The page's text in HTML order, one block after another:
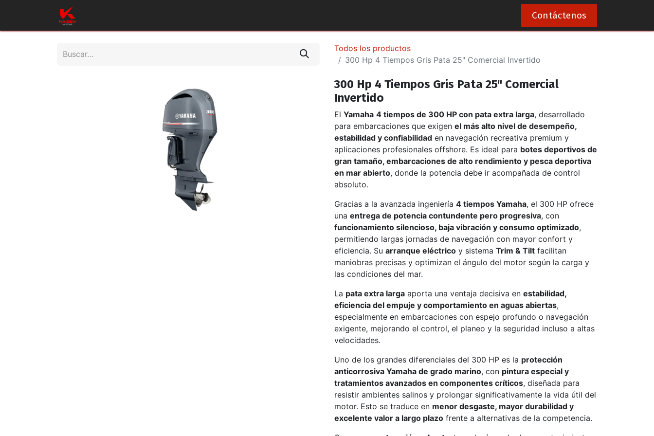
Contáctenos
Todos los productos
300 Hp 4 Tiempos Gris Pata 25" Comercial Invertido
300 Hp 4 Tiempos Gris Pata 25" Comercial
Invertido
El Yamaha 4 tiempos de 300 HP con pata extra larga, desarrollado
para embarcaciones que exigen el más alto nivel de desempeño,
estabilidad y confiabilidad en navegación recreativa premium y
aplicaciones profesionales offshore. Es ideal para botes deportivos de
gran tamaño, embarcaciones de alto rendimiento y pesca deportiva
en mar abierto, donde la potencia debe ir acompañada de control
absoluto.
Gracias a la avanzada ingeniería 4 tiempos Yamaha, el 300 HP ofrece
una entrega de potencia contundente pero progresiva, con
funcionamiento silencioso, baja vibración y consumo optimizado,
permitiendo largas jornadas de navegación con mayor confort y
eficiencia. Su arranque eléctrico y sistema Trim & Tilt facilitan
maniobras precisas y optimizan el ángulo del motor según la carga y
las condiciones del mar.
La pata extra larga aporta una ventaja decisiva en estabilidad,
eficiencia del empuje y comportamiento en aguas abiertas,
especialmente en embarcaciones con espejo profundo o navegación
exigente, mejorando el control, el planeo y la seguridad incluso a altas
velocidades.
Uno de los grandes diferenciales del 300 HP es la protección
anticorrosiva Yamaha de grado marino, con pintura especial y
tratamientos avanzados en componentes críticos, diseñada para
resistir ambientes salinos y prolongar significativamente la vida útil del
motor. Esto se traduce en menor desgaste, mayor durabilidad y
excelente valor a largo plazo frente a alternativas de la competencia.